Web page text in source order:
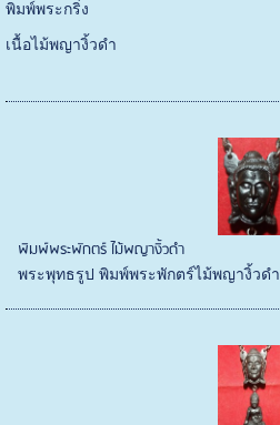
พิมพ์พระกริ่ง
เนื้อไม้พญางิ้วดำ
พิมพ์พระพักตร์ ไม้พญางิ้วดำ
พระพุทธรูป พิมพ์พระพักตร์ไม้พญางิ้วดำ